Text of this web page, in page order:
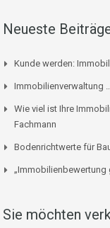
Neueste
Kunde werden:
Immobilienverwaltung
Wie viel ist Ihre
Fachmann
Bodenrichtwerte für
„Immobilienbewertung
Sie möchten